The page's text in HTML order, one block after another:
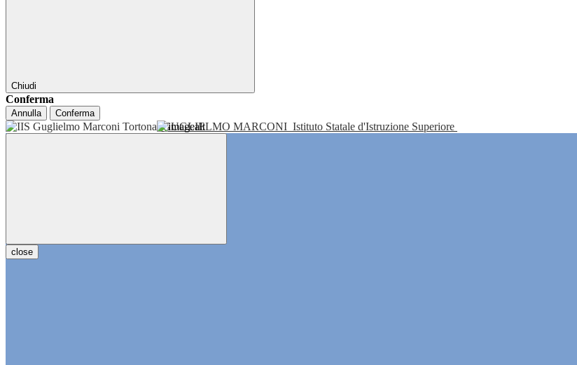
Chiudi
Conferma
Annulla Conferma
GUGLIELMO MARCONI Istituto Statale d'Istruzione Superiore
close